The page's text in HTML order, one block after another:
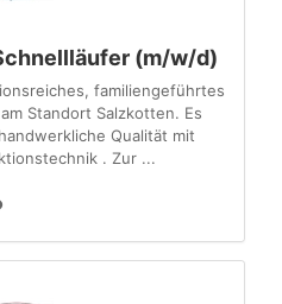
(m/w/d)
familiengeführtes
Standort Salzkotten. Es
Qualität mit
. Zur ...